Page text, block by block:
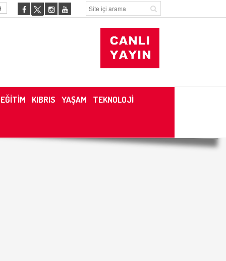
EĞİTİM KIBRIS YAŞAM TEKNOLOJİ